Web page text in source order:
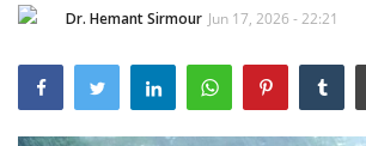
Dr. Hemant Sirmour Jun 17, 2026 - 22:21